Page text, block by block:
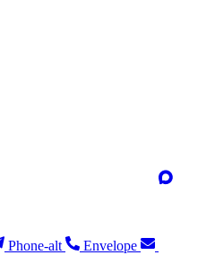
Phone-alt Envelope